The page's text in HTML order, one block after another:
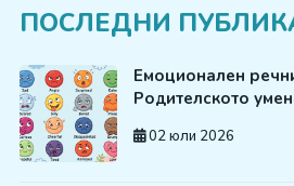
ПОСЛЕДНИ
Емоционален
Родителското
02 юли 2026